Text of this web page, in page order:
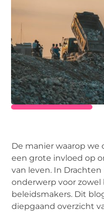
De manier waarop we
een grote invloed op
van leven. In
onderwerp voor zowel
beleidsmakers. Dit
diepgaand overzicht